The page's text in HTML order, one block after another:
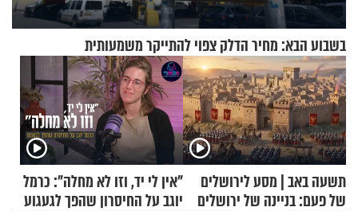
בשבוע הבא: מחיר הדלק צפוי להתייקר משמעותית
תשעה באב | מסע לירושלים
של פעם: בניינה של ירושלים
"אין לי יד, וזו לא מחלה": כרמל
יוגב על החיסרון שהפך לגעגוע